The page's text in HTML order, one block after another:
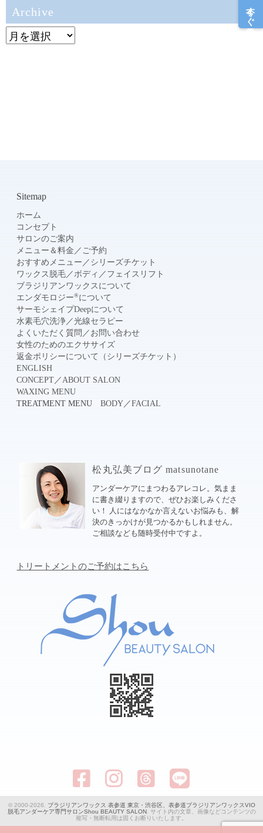
Archive
Archive
Sitemap
ホーム
コンセプト
サロンのご案内
メニュー＆料金 ／ ご予約
おすすめメニュー ／ シリーズチケット
ワックス脱毛／ボディ ／ フェイスリフト
ブラジリアンワックスについて
エンダモロジー®について
サーモシェイプDeepについて
水素毛穴洗浄／光線セラピー
よくいただく質問 ／ お問い合わせ
女性のためのエクササイズ
返金ポリシーについて（シリーズチケット）
ENGLISH
CONCEPT／ABOUT SALON
WAXING MENU
TREATMENT MENUBODY／FACIAL
松丸弘美ブログ matsunotane
アンダーケアにまつわるアレコレ。気まま
に書き綴りますので、ぜひお楽しみくださ
い！ 人にはなかなか言えないお悩みも、解
決のきっかけが見つかるかもしれません。
ご相談なども随時受付中ですよ。
トリートメントのご予約はこちら
© 2000-2026.
ブラジリアンワックス 表参道 東京・渋谷区、表参道ブラジリアンワックスVIO
脱毛アンダーケア専門サロンShou BEAUTY SALON. サイト内の文章、画像などコンテンツの
複写・無断転用は固くお断りいたします。
今すぐ予約